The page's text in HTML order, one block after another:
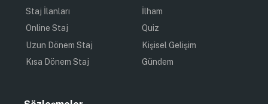
Staj İlanları
Online Staj
Uzun Dönem Staj
Kısa Dönem Staj
İlham
Quiz
Kişisel Gelişim
Gündem